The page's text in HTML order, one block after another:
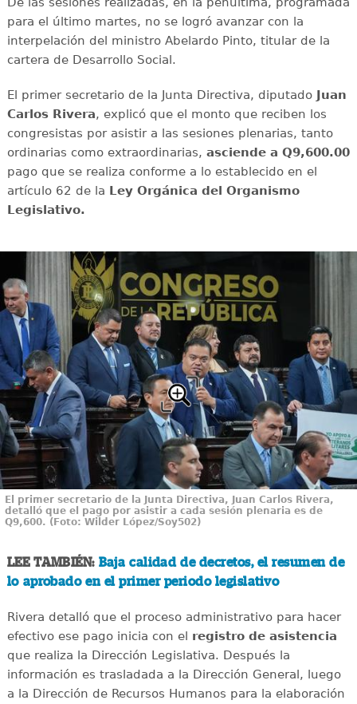
para el último martes, no se logró avanzar con la
interpelación del ministro Abelardo Pinto, titular de la
cartera de Desarrollo Social.
El primer secretario de la Junta Directiva, diputado Juan
Carlos Rivera, explicó que el monto que reciben los
congresistas por asistir a las sesiones plenarias, tanto
ordinarias como extraordinarias, asciende a Q9,600.00
pago que se realiza conforme a lo establecido en el
artículo 62 de la Ley Orgánica del Organismo
Legislativo.
El primer secretario de la Junta Directiva, Juan Carlos Rivera,
detalló que el pago por asistir a cada sesión plenaria es de
Q9,600. (Foto: Wilder López/Soy502)
LEE TAMBIÉN: Baja calidad de decretos, el resumen de
lo aprobado en el primer periodo legislativo
Rivera detalló que el proceso administrativo para hacer
efectivo ese pago inicia con el registro de asistencia
que realiza la Dirección Legislativa. Después la
información es trasladada a la Dirección General, luego
a la Dirección de Recursos Humanos para la elaboración